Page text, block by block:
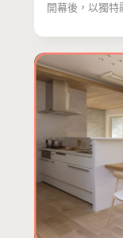
開幕後，以獨